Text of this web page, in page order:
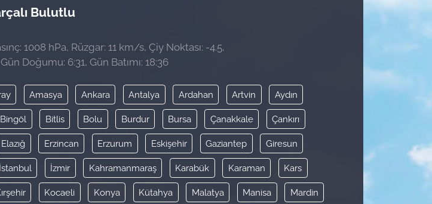
Bulutlu
1008 hPa, Rüzgar: 11 km/s, Çiy Noktası: -4.5,
Doğumu: 6:31, Gün Batımı: 18:36
Amasya Ankara Antalya Ardahan Artvin Aydın
Bingöl Bitlis Bolu Burdur Bursa Çanakkale Çankırı
Elazığ Erzincan Erzurum Eskişehir Gaziantep Giresun
İstanbul İzmir Kahramanmaraş Karabük Karaman Kars
Kocaeli Konya Kütahya Malatya Manisa Mardin